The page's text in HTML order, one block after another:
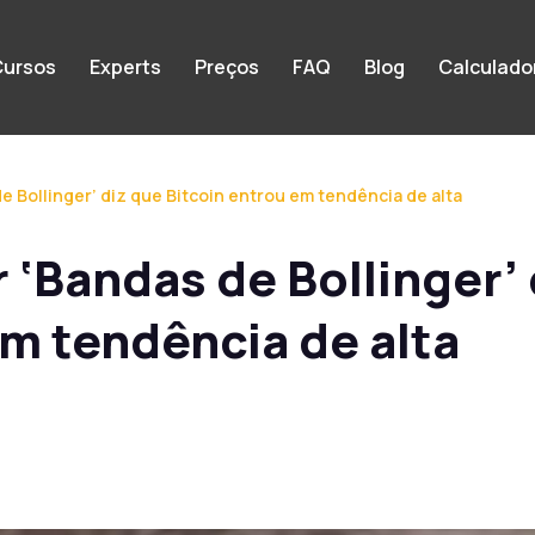
Experts Preços FAQ Blog
Bollinger’ diz que Bitcoin entrou em tendência de alta
de Bollinger’
tendência de alta